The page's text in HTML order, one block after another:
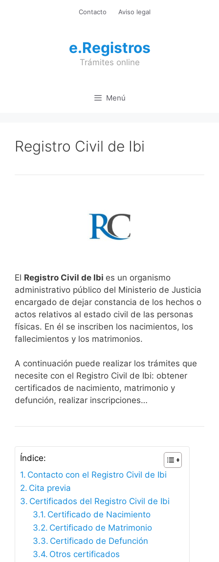
Contacto Aviso legal
e.Registros
Trámites online
Menú
Registro Civil de Ibi
El Registro Civil de Ibi es un organismo
administrativo público del Ministerio de Justicia
encargado de dejar constancia de los hechos o
actos relativos al estado civil de las personas
físicas. En él se inscriben los nacimientos, los
fallecimientos y los matrimonios.
A continuación puede realizar los trámites que
necesite con el Registro Civil de Ibi: obtener
certificados de nacimiento, matrimonio y
defunción, realizar inscripciones…
Índice:
Contacto con el Registro Civil de Ibi
Cita previa
Certificados del Registro Civil de Ibi
Certificado de Nacimiento
Certificado de Matrimonio
Certificado de Defunción
Otros certificados